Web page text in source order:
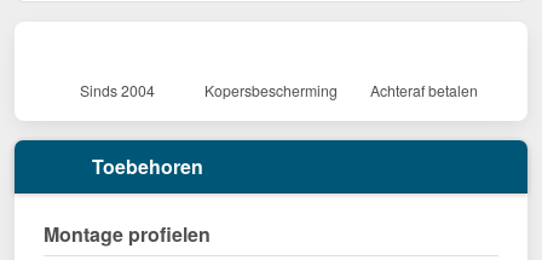
Sinds 2004 Kopersbescherming Achteraf betalen
Toebehoren
Montage profielen